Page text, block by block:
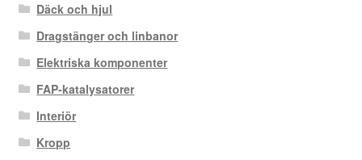
Däck och hjul
Dragstänger och linbanor
Elektriska komponenter
FAP-katalysatorer
Interiör
Kropp